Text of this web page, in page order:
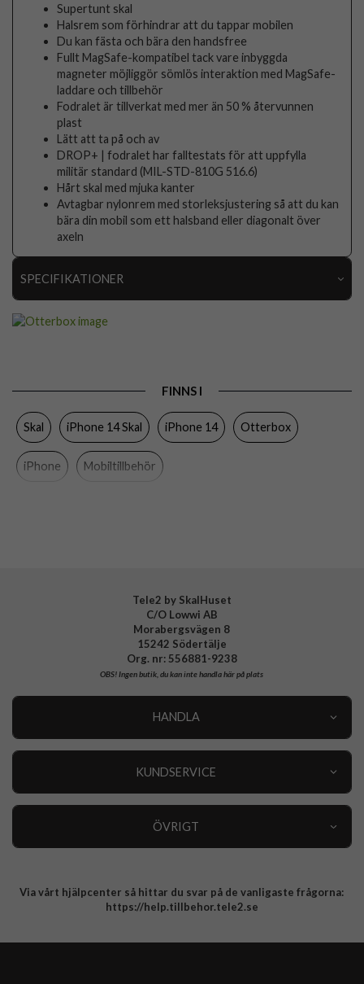
Supertunt skal
Halsrem som förhindrar att du tappar mobilen
Du kan fästa och bära den handsfree
Fullt MagSafe-kompatibel tack vare inbyggda
magneter möjliggör sömlös interaktion med MagSafe-
laddare och tillbehör
Fodralet är tillverkat med mer än 50 % återvunnen
plast
Lätt att ta på och av
DROP+ | fodralet har falltestats för att uppfylla
militär standard (MIL-STD-810G 516.6)
Hårt skal med mjuka kanter
Avtagbar nylonrem med storleksjustering så att du kan
bära din mobil som ett halsband eller diagonalt över
axeln
SPECIFIKATIONER
Grepp/hållare, MagSafe-kompatibel
Färg Genomskinlig
Material
FINNS I
Skal iPhone 14 Skal iPhone 14 Otterbox
iPhone Mobiltillbehör
Tele2 by SkalHuset
C/O Lowwi AB
Morabergsvägen 8
15242 Södertälje
Org. nr: 556881-9238
OBS!Ingen butik, du kan inte handla här på plats
HANDLA
KUNDSERVICE
ÖVRIGT
Integritetspolicy
Via vårt hjälpcenter så hittar du svar på de vanligaste frågorna:
https://help.tillbehor.tele2.se